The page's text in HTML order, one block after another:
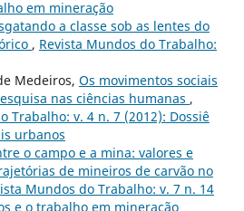
em mineração
a classe sob as lentes do
, Revista Mundos do Trabalho:
Medeiros, Os movimentos sociais
nas ciências humanas ,
Trabalho: v. 4 n. 7 (2012): Dossiê
urbanos
o campo e a mina: valores e
de mineiros de carvão no
Mundos do Trabalho: v. 7 n. 14
e o trabalho em mineração